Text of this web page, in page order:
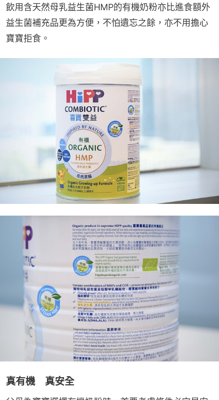
飲用含天然母乳益生菌HMP的有機奶粉亦比進食額外
益生菌補充品更為方便，不怕遺忘之餘，亦不用擔心
寶寶拒食。
真有機 真安全